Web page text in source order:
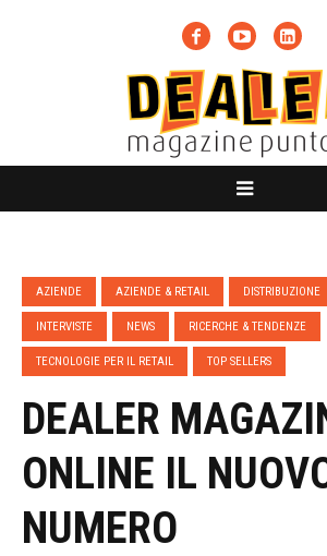
AZIENDE AZIENDE & RETAIL DISTRIBUZIONE
INTERVISTE NEWS RICERCHE & TENDENZE
TECNOLOGIE PER IL RETAIL TOP SELLERS
DEALER
ONLINE IL
NUMERO